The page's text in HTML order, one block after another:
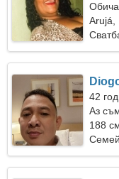
Arujá,
42
Аз
188